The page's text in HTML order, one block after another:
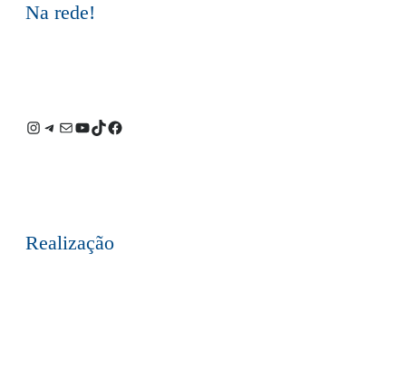
Na rede!
Instagram
Telegram
E-Youtube
TikTok
Facebook
Realização